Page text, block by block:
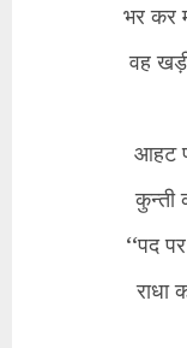
भर कर
वह
आहट
कुन्ती
‘‘पद
राधा